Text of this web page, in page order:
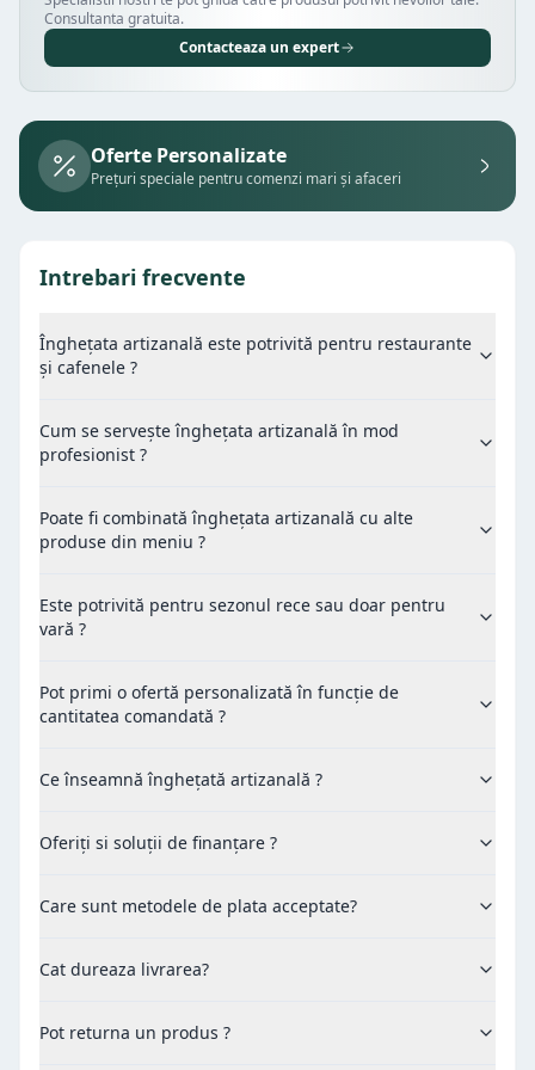
Consultanta gratuita.
Contacteaza un expert
Oferte Personalizate
Prețuri speciale pentru comenzi mari și afaceri
Intrebari frecvente
Înghețata artizanală este potrivită pentru restaurante
și cafenele ?
Cum se servește înghețata artizanală în mod
profesionist ?
Poate fi combinată înghețata artizanală cu alte
produse din meniu ?
Este potrivită pentru sezonul rece sau doar pentru
vară ?
Pot primi o ofertă personalizată în funcție de
cantitatea comandată ?
Ce înseamnă înghețată artizanală ?
Oferiți si soluții de finanțare ?
Care sunt metodele de plata acceptate?
Cat dureaza livrarea?
Pot returna un produs ?